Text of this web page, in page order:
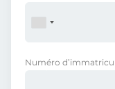
Numéro